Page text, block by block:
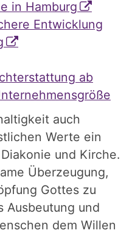
in Hamburg
Entwicklung
ab
auch
Werte ein
und Kirche.
Überzeugung,
Gottes zu
Ausbeutung und
dem Willen